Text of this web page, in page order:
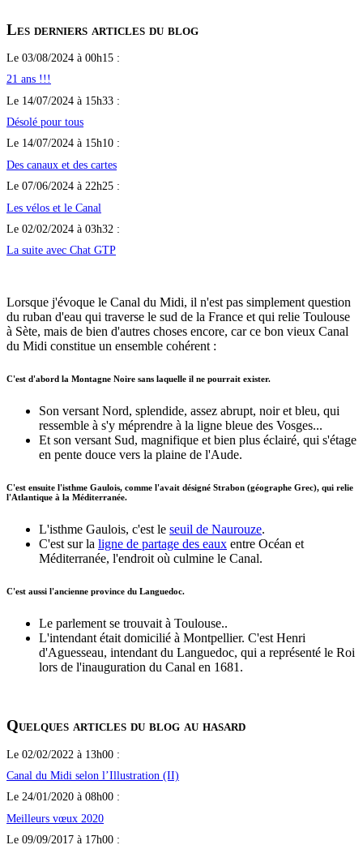
Les derniers articles du blog
Le 03/08/2024 à 00h15 :
21 ans !!!
Le 14/07/2024 à 15h33 :
Désolé pour tous
Le 14/07/2024 à 15h10 :
Des canaux et des cartes
Le 07/06/2024 à 22h25 :
Les vélos et le Canal
Le 02/02/2024 à 03h32 :
La suite avec Chat GTP
Lorsque j'évoque le Canal du Midi, il n'est pas simplement question
du ruban d'eau qui traverse le sud de la France et qui relie Toulouse
à Sète, mais de bien d'autres choses encore, car ce bon vieux Canal
du Midi constitue un ensemble cohérent :
C'est d'abord la Montagne Noire sans laquelle il ne pourrait exister.
Son versant Nord, splendide, assez abrupt, noir et bleu, qui
ressemble à s'y méprendre à la ligne bleue des Vosges...
Et son versant Sud, magnifique et bien plus éclairé, qui s'étage
en pente douce vers la plaine de l'Aude.
C'est ensuite l'isthme Gaulois, comme l'avait désigné Strabon (géographe Grec), qui relie
l'Atlantique à la Méditerranée.
L'isthme Gaulois, c'est le seuil de Naurouze.
C'est sur la ligne de partage des eaux entre Océan et
Méditerranée, l'endroit où culmine le Canal.
C'est aussi l'ancienne province du Languedoc.
Le parlement se trouvait à Toulouse..
L'intendant était domicilié à Montpellier. C'est Henri
d'Aguesseau, intendant du Languedoc, qui a représenté le Roi
lors de l'inauguration du Canal en 1681.
Quelques articles du blog au hasard
Le 02/02/2022 à 13h00 :
Canal du Midi selon l’Illustration (II)
Le 24/01/2020 à 08h00 :
Meilleurs vœux 2020
Le 09/09/2017 à 17h00 :